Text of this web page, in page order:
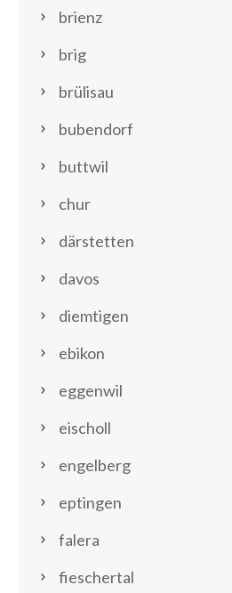
brienz
brig
brülisau
bubendorf
buttwil
chur
därstetten
davos
diemtigen
ebikon
eggenwil
eischoll
engelberg
eptingen
falera
fieschertal